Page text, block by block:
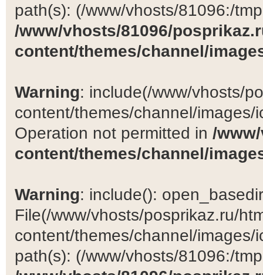
path(s): (/www/vhosts/81096:/
/www/vhosts/81096/
content/themes/channel/
Warning: include(/www/vhosts/
content/themes/channel/
Operation not permitted in /
content/themes/channel/
Warning: include():
File(/www/vhosts/posprikaz.ru/
content/themes/channel/
path(s): (/www/vhosts/81096:/